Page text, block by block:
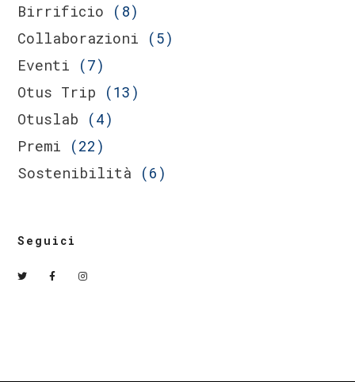
Birrificio (8)
Collaborazioni (5)
Eventi (7)
Otus Trip (13)
Otuslab (4)
Premi (22)
Sostenibilità (6)
Seguici